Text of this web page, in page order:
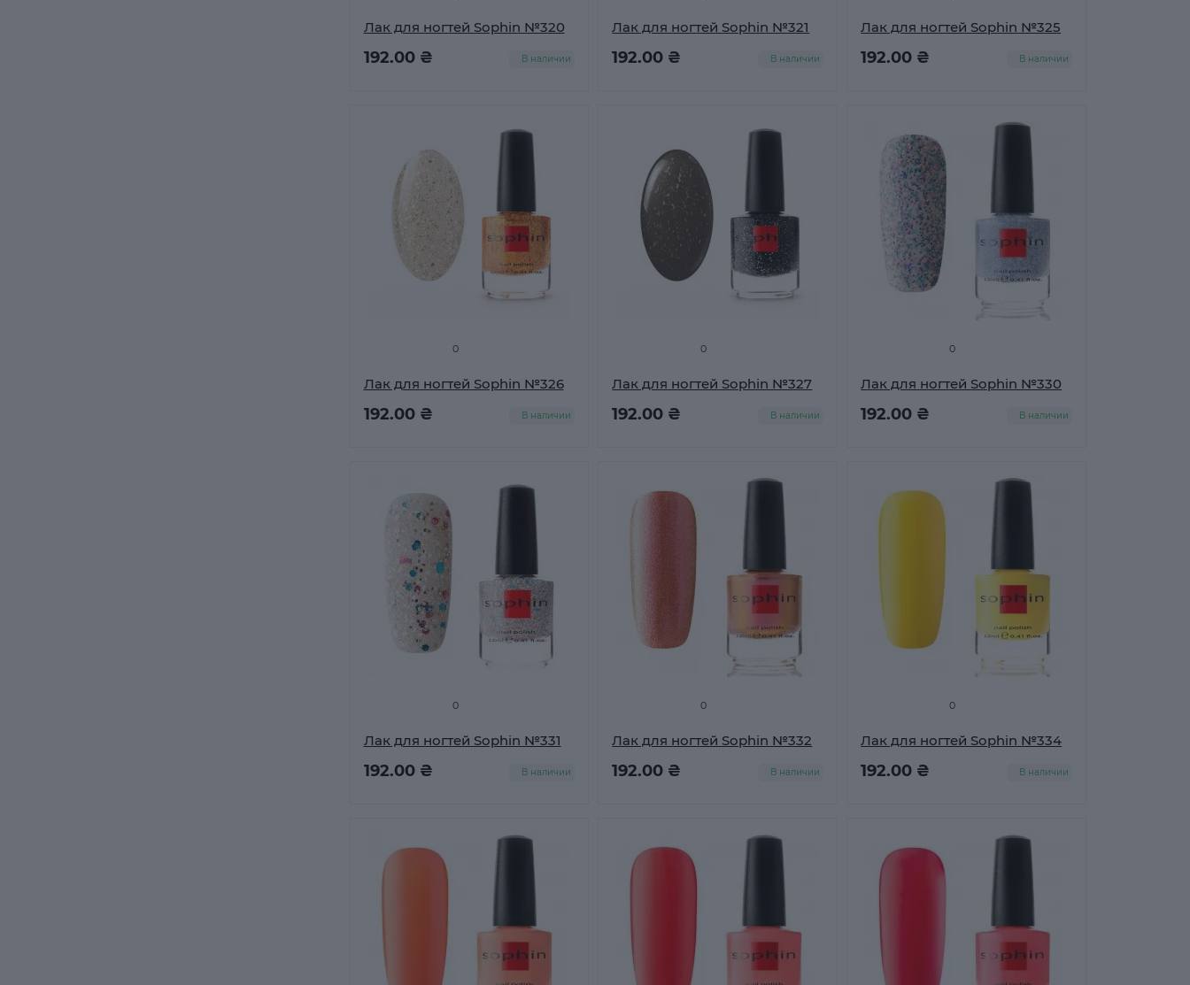
Лак для ногтей Sophin №320
192.00 ₴ В наличии
Лак для ногтей Sophin №321
192.00 ₴ В наличии
Лак для ногтей Sophin №325
192.00 ₴ В наличии
0
Лак для ногтей Sophin №326
192.00 ₴ В наличии
0
Лак для ногтей Sophin №327
192.00 ₴ В наличии
0
Лак для ногтей Sophin №330
192.00 ₴ В наличии
0
Лак для ногтей Sophin №331
192.00 ₴ В наличии
0
Лак для ногтей Sophin №332
192.00 ₴ В наличии
0
Лак для ногтей Sophin №334
192.00 ₴ В наличии